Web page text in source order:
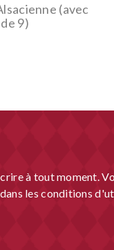
(avec
9)
à tout moment.
les conditions